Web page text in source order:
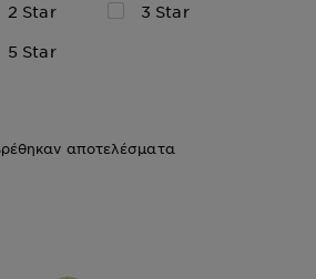
2 Star
3 Star
5 Star
αποτελέσματα